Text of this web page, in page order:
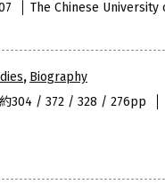
The Chinese University
, Biography
304 / 372 / 328 / 276pp